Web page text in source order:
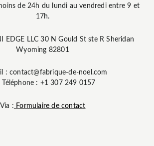
de 24h du lundi au vendredi entre 9 et
17h.
EDGE LLC 30 N Gould St ste R Sheridan
Wyoming 82801
: contact@fabrique-de-noel.com
Téléphone : +1 307 249 0157
Via : Formulaire de contact